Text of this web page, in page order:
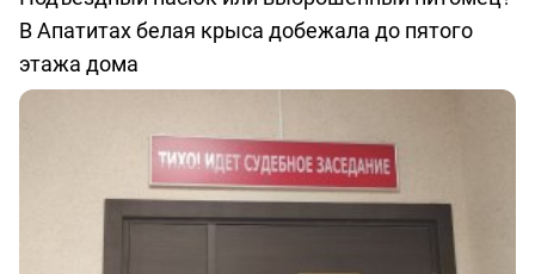
В Апатитах белая крыса добежала до пятого
этажа дома